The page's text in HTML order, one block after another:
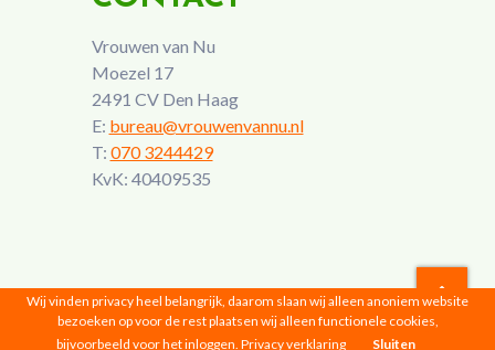
Vrouwen van Nu
Moezel 17
2491 CV Den Haag
E: bureau@vrouwenvannu.nl
T: 070 3244429
KvK: 40409535
Vrouwen van Nu © 2026 |Privacyverklaring
Wij vinden privacy heel belangrijk, daarom slaan wij alleen anoniem website
bezoeken op voor de rest plaatsen wij alleen functionele cookies,
bijvoorbeeld voor het inloggen. Privacy verklaring Sluiten